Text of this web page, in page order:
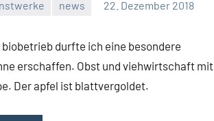
news 22. Dezember 2018
biobetrieb durfte ich eine besondere
erschaffen. Obst und viehwirtschaft mit
Der apfel ist blattvergoldet.